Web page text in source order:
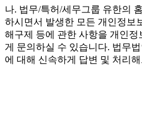
나. 법무/특허/세무그룹 유한의
하시면서 발생한 모든 개인정보
해구제 등에 관한 사항을 개인정
게 문의하실 수 있습니다. 법무
에 대해 신속하게 답변 및 처리